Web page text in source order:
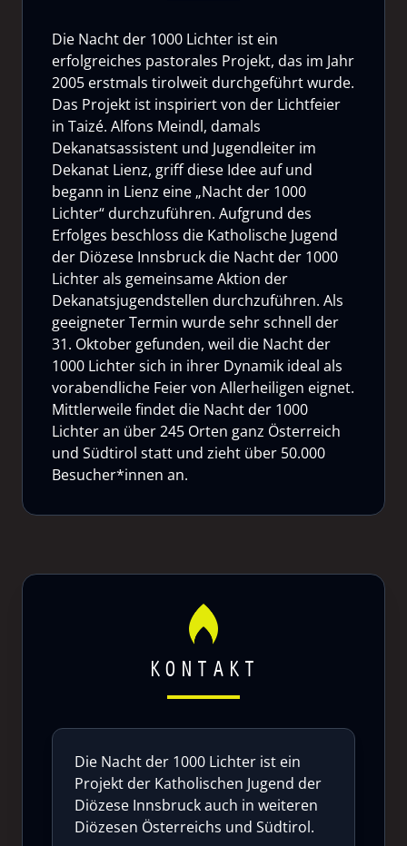
Die Nacht der 1000 Lichter ist ein
erfolgreiches pastorales Projekt, das im Jahr
2005 erstmals tirolweit durchgeführt wurde.
Das Projekt ist inspiriert von der Lichtfeier
in Taizé. Alfons Meindl, damals
Dekanatsassistent und Jugendleiter im
Dekanat Lienz, griff diese Idee auf und
begann in Lienz eine „Nacht der 1000
Lichter“ durchzuführen. Aufgrund des
Erfolges beschloss die Katholische Jugend
der Diözese Innsbruck die Nacht der 1000
Lichter als gemeinsame Aktion der
Dekanatsjugendstellen durchzuführen. Als
geeigneter Termin wurde sehr schnell der
31. Oktober gefunden, weil die Nacht der
1000 Lichter sich in ihrer Dynamik ideal als
vorabendliche Feier von Allerheiligen eignet.
Mittlerweile findet die Nacht der 1000
Lichter an über 245 Orten ganz Österreich
und Südtirol statt und zieht über 50.000
Besucher*innen an.
KONTAKT
Die Nacht der 1000 Lichter ist ein
Projekt der Katholischen Jugend der
Diözese Innsbruck auch in weiteren
Diözesen Österreichs und Südtirol.